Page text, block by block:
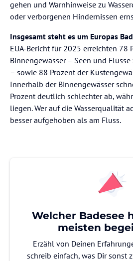
gehen und Warnhinweise zu
oder verborgenen Hindernissen
Insgesamt steht es um Europas
EUA-Bericht für 2025 erreichten 78
Binnengewässer – Seen und
– sowie 88 Prozent der
Innerhalb der Binnengewässer
Prozent deutlich schlechter ab,
liegen. Wer auf die Wasserqualität
besser aufgehoben als am Fluss.
Welcher Badesee
meisten
Erzähl von Deinen
schreib einfach, was Dir sonst